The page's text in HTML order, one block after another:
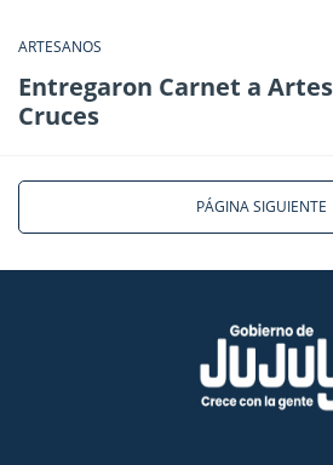
ARTESANOS
Entregaron Carnet a
Cruces
PÁGINA SIGUIENTE